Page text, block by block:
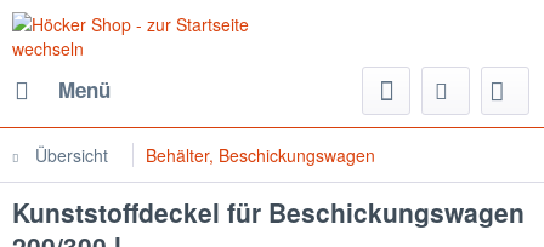
Menü
Übersicht Behälter, Beschickungswagen
Kunststoffdeckel für Beschickungswagen